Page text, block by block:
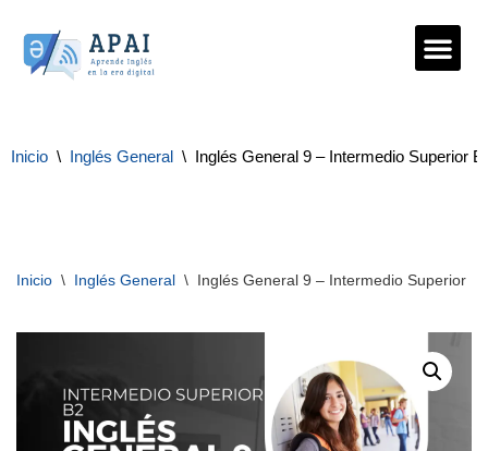
Saltar
Inicio \ Inglés General \ Inglés General 9 – Intermedio Superior
Inicio \ Inglés General \ Inglés General 9 – Intermedio Superior B2